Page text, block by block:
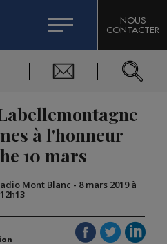
DE L'EXPERT
MACHINERY
DOMAINES SKIABLES
DU MONT-BLANC
NOUS
CONTACTER
à l'honneur
10 mars
Mont Blanc - 8 mars 2019 à
12h13